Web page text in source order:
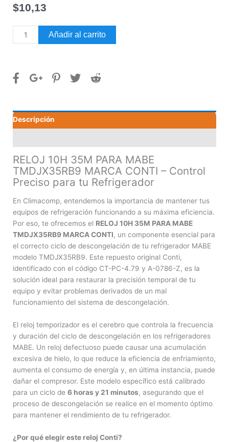
$10,13
RELOJ
10H
MABE
CONTI
cantidad
Añadir al carrito
Descripción
RELOJ 10H 35M PARA MABE
TMDJX35RB9 MARCA CONTI – Control
Preciso para tu Refrigerador
En Climacomp, entendemos la importancia de mantener tus
equipos de refrigeración funcionando a su máxima eficiencia.
Por eso, te ofrecemos el RELOJ 10H 35M PARA MABE
TMDJX35RB9 MARCA CONTI, un componente esencial para
el correcto ciclo de descongelación de tu refrigerador MABE
modelo TMDJX35RB9. Este repuesto original Conti,
identificado con el código CT-PC-4.79 y A-0786-Z, es la
solución ideal para restaurar la precisión temporal de tu
equipo y evitar problemas derivados de un mal
funcionamiento del sistema de descongelación.
El reloj temporizador es el cerebro que controla la frecuencia
y duración del ciclo de descongelación en los refrigeradores
MABE. Un reloj defectuoso puede causar una acumulación
excesiva de hielo, lo que reduce la eficiencia de enfriamiento,
aumenta el consumo de energía y, en última instancia, puede
dañar el compresor. Este modelo específico está calibrado
para un ciclo de 6 horas y 21 minutos, asegurando que el
proceso de descongelación se realice en el momento óptimo
para mantener el rendimiento de tu refrigerador.
¿Por qué elegir este reloj Conti?